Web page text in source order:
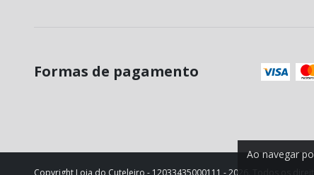
Ao navegar
Formas de pagamento
Copyright Loja do Cuteleiro - 12033435000111 - 2026. Todos os